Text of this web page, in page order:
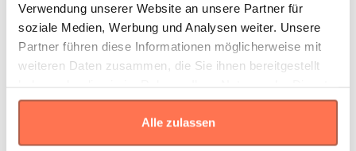
Verwendung unserer Website an unsere Partner für
soziale Medien, Werbung und Analysen weiter. Unsere
Partner führen diese Informationen möglicherweise mit
weiteren Daten zusammen, die Sie ihnen bereitgestellt
gesammelt haben.
Alle zulassen
M 52.3 72.7
L 54.5 73.5
XL 57 75.6
61.4